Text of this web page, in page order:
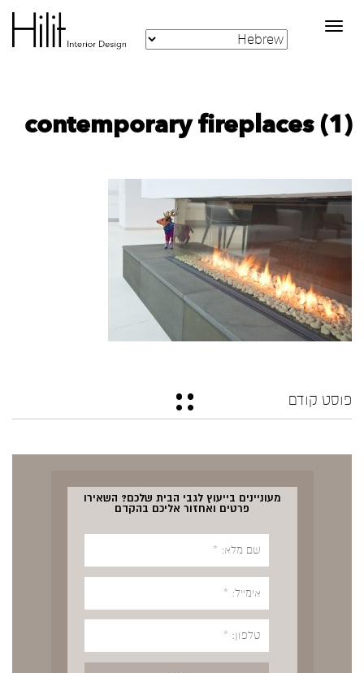
Toggle
navigation
contemporary fireplaces (1)
פוסט קודם
מעוניינים בייעוץ לגבי הבית שלכם? השאירו
פרטים ואחזור אליכם בהקדם